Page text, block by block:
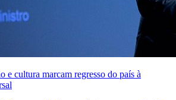
e cultura marcam regresso do país à